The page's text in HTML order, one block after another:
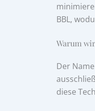
BBL,
Warum
Der Name
diese